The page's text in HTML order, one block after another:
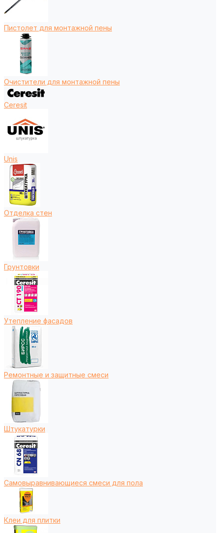
Пистолет для монтажной пены
Очистители для монтажной пены
Ceresit
Unis
Отделка стен
Грунтовки
Утепление фасадов
Ремонтные и защитные смеси
Штукатурки
Самовыравнивающиеся смеси для пола
Клеи для плитки